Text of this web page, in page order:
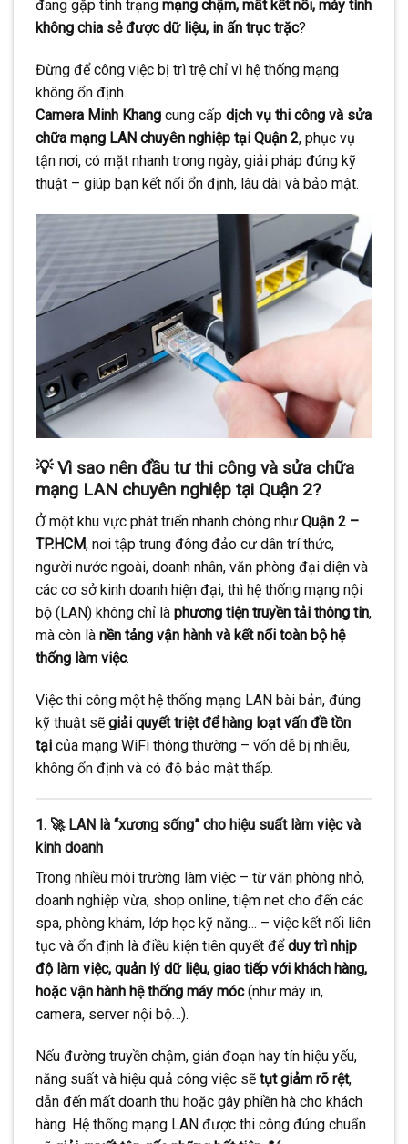
đang gặp tình trạng mạng chậm, mất kết nối, máy tính
không chia sẻ được dữ liệu, in ấn trục trặc?
Đừng để công việc bị trì trệ chỉ vì hệ thống mạng
không ổn định.
Camera Minh Khang cung cấp dịch vụ thi công và sửa
chữa mạng LAN chuyên nghiệp tại Quận 2, phục vụ
tận nơi, có mặt nhanh trong ngày, giải pháp đúng kỹ
thuật – giúp bạn kết nối ổn định, lâu dài và bảo mật.
💡 Vì sao nên đầu tư thi công và sửa chữa
mạng LAN chuyên nghiệp tại Quận 2?
Ở một khu vực phát triển nhanh chóng như Quận 2 –
TP.HCM, nơi tập trung đông đảo cư dân trí thức,
người nước ngoài, doanh nhân, văn phòng đại diện và
các cơ sở kinh doanh hiện đại, thì hệ thống mạng nội
bộ (LAN) không chỉ là phương tiện truyền tải thông tin,
mà còn là nền tảng vận hành và kết nối toàn bộ hệ
thống làm việc.
Việc thi công một hệ thống mạng LAN bài bản, đúng
kỹ thuật sẽ giải quyết triệt để hàng loạt vấn đề tồn
tại của mạng WiFi thông thường – vốn dễ bị nhiễu,
không ổn định và có độ bảo mật thấp.
1. 🚀 LAN là “xương sống” cho hiệu suất làm việc và
kinh doanh
Trong nhiều môi trường làm việc – từ văn phòng nhỏ,
doanh nghiệp vừa, shop online, tiệm net cho đến các
spa, phòng khám, lớp học kỹ năng… – việc kết nối liên
tục và ổn định là điều kiện tiên quyết đểduy trì nhịp
độ làm việc, quản lý dữ liệu, giao tiếp với khách hàng,
hoặc vận hành hệ thống máy móc(như máy in,
camera, server nội bộ…).
Nếu đường truyền chậm, gián đoạn hay tín hiệu yếu,
năng suất và hiệu quả công việc sẽ tụt giảm rõ rệt,
dẫn đến mất doanh thu hoặc gây phiền hà cho khách
hàng. Hệ thống mạng LAN được thi công đúng chuẩn